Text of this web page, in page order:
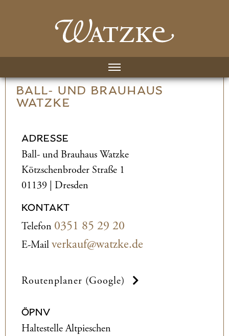
BALL- UND­ BRAUHAUS
WATZKE
ADRESSE
Ball- und­ Brauhaus Watzke
Kötzschenbroder Straße 1
01139 | Dresden
KONTAKT
Telefon 0351 85 29 20
E-Mailverkauf@watzke.de
Routenplaner (Google)
ÖPNV
Haltestelle Altpieschen